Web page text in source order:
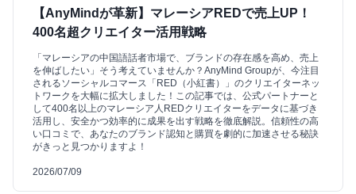
【AnyMindが革新】マレーシアREDで売上UP！
400名超クリエイター活用戦略
「マレーシアの中国語話者市場で、ブランドの存在感を高め、売上
を伸ばしたい」そう考えていませんか？AnyMind Groupが、今注目
されるソーシャルコマース「RED（小紅書）」のクリエイターネッ
トワークを大幅に拡大しました！この記事では、公式パートナーと
して400名以上のマレーシア人REDクリエイターをデータに基づき
活用し、安全かつ効率的に成果を出す戦略を徹底解説。信頼性の高
い口コミで、あなたのブランド認知と購買を劇的に加速させる秘訣
がきっと見つかりますよ！
2026/07/09